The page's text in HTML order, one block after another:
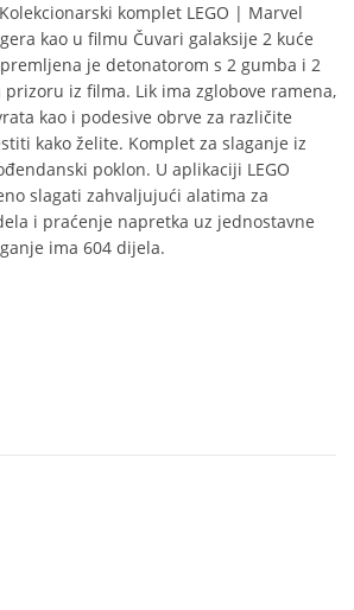
komplet LEGO | Marvel
kao u filmu Čuvari galaksije 2 kuće
je detonatorom s 2 gumba i 2
iz filma. Lik ima zglobove ramena,
kao i podesive obrve za različite
kako želite. Komplet za slaganje iz
poklon. U aplikaciji LEGO
slagati zahvaljujući alatima za
i praćenje napretka uz jednostavne
ima 604 dijela.